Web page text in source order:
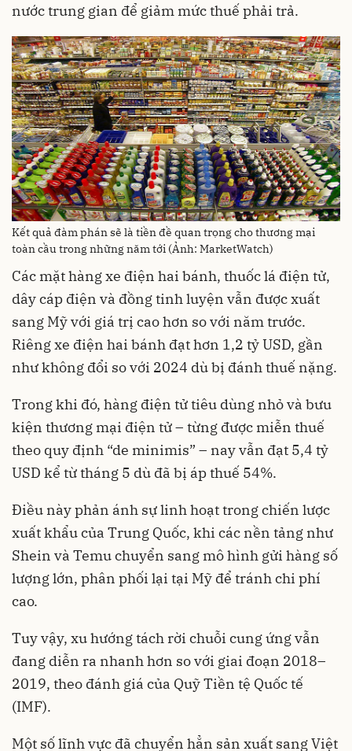
nước trung gian để giảm mức thuế phải trả.
Kết quả đàm phán sẽ là tiền đề quan trọng cho thương mại
toàn cầu trong những năm tới (Ảnh: MarketWatch)
Các mặt hàng xe điện hai bánh, thuốc lá điện tử,
dây cáp điện và đồng tinh luyện vẫn được xuất
sang Mỹ với giá trị cao hơn so với năm trước.
Riêng xe điện hai bánh đạt hơn 1,2 tỷ USD, gần
như không đổi so với 2024 dù bị đánh thuế nặng.
Trong khi đó, hàng điện tử tiêu dùng nhỏ và bưu
kiện thương mại điện tử – từng được miễn thuế
theo quy định “de minimis” – nay vẫn đạt 5,4 tỷ
USD kể từ tháng 5 dù đã bị áp thuế 54%.
Điều này phản ánh sự linh hoạt trong chiến lược
xuất khẩu của Trung Quốc, khi các nền tảng như
Shein và Temu chuyển sang mô hình gửi hàng số
lượng lớn, phân phối lại tại Mỹ để tránh chi phí
cao.
Tuy vậy, xu hướng tách rời chuỗi cung ứng vẫn
đang diễn ra nhanh hơn so với giai đoạn 2018–
2019, theo đánh giá của Quỹ Tiền tệ Quốc tế
(IMF).
Một số lĩnh vực đã chuyển hẳn sản xuất sang Việt